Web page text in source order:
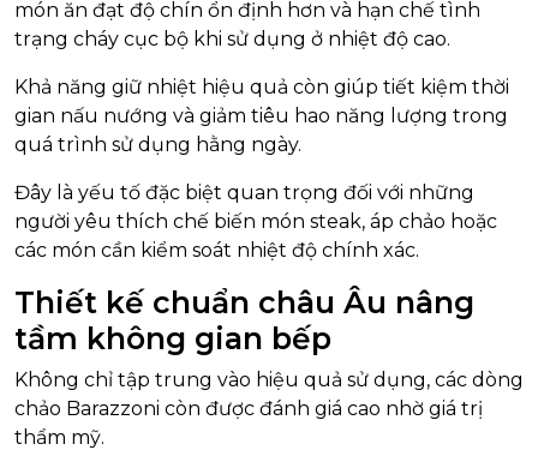
món ăn đạt độ chín ổn định hơn và hạn chế tình
trạng cháy cục bộ khi sử dụng ở nhiệt độ cao.
Khả năng giữ nhiệt hiệu quả còn giúp tiết kiệm thời
gian nấu nướng và giảm tiêu hao năng lượng trong
quá trình sử dụng hằng ngày.
Đây là yếu tố đặc biệt quan trọng đối với những
người yêu thích chế biến món steak, áp chảo hoặc
các món cần kiểm soát nhiệt độ chính xác.
Thiết kế chuẩn châu Âu nâng
tầm không gian bếp
Không chỉ tập trung vào hiệu quả sử dụng, các dòng
chảo Barazzoni còn được đánh giá cao nhờ giá trị
thẩm mỹ.